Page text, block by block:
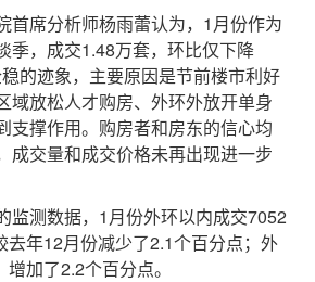
席分析师杨雨蕾认为，1月份作为
季，成交1.48万套，环比仅下降
的迹象，主要原因是节前楼市利好
域放松人才购房、外环外放开单身
支撑作用。购房者和房东的信心均
成交量和成交价格未再出现进一步
测数据，1月份外环以内成交7052
去年12月份减少了2.1个百分点；外
加了2.2个百分点。